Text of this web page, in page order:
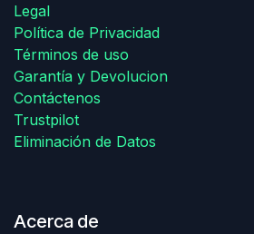
Legal
Política de Privacidad
Términos de uso
Garantía y Devolucion
Contáctenos
Trustpilot
Eliminación de Datos
Acerca de